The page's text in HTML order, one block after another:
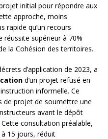
initial pour répondre aux
approche, moins
rapide qu’un recours
supérieur à 70%
la Cohésion des territoires.
d’application de 2023, a
d’un projet refusé en
informelle. Ce
de projet de soumettre une
avant le dépôt
consultation préalable,
15 jours, réduit